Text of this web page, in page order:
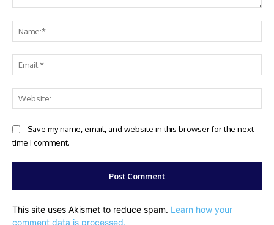
Save my name, email, and website in this browser for the next
time I comment.
This site uses Akismet to reduce spam. Learn how your
comment data is processed.